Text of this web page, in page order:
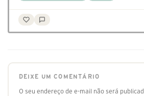
DEIXE UM COMENTÁRIO
O seu endereço de e-mail não será